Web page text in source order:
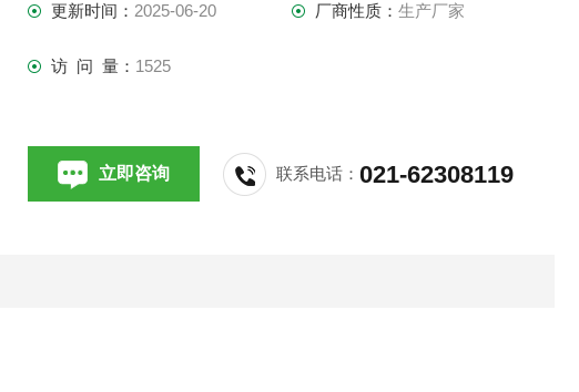
更新时间： 2025-06-20 厂商性质： 生产厂家
访 问 量： 1525
立即咨询 联系电话：021-62308119